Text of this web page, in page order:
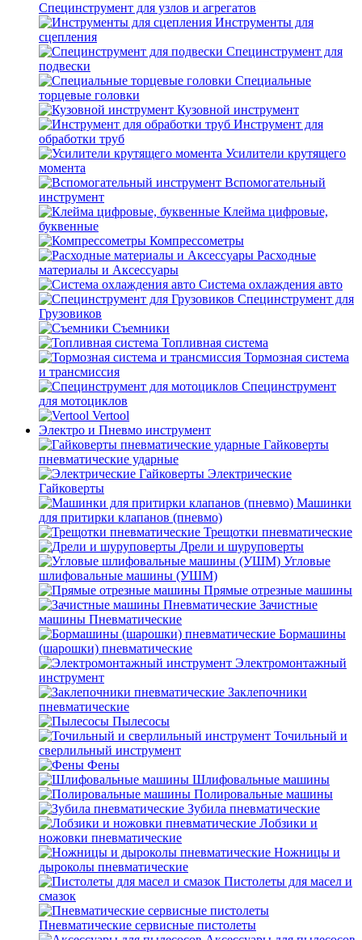
Специнструмент для узлов и агрегатов
Инструменты для
сцепления
Специнструмент для
подвески
Специальные
торцевые головки
Кузовной инструмент
Инструмент для
обработки труб
Усилители крутящего
момента
Вспомогательный
инструмент
Клейма цифровые,
буквенные
Компрессометры
Расходные
материалы и Аксессуары
Система охлаждения авто
Специнструмент для
Грузовиков
Съемники
Топливная система
Тормозная система
и трансмиссия
Специнструмент
для мотоциклов
Vertool
Электро и Пневмо инструмент
Гайковерты
пневматические ударные
Электрические
Гайковерты
Машинки
для притирки клапанов (пневмо)
Трещотки пневматические
Дрели и шуруповерты
Угловые
шлифовальные машины (УШМ)
Прямые отрезные машины
Зачистные
машины Пневматические
Бормашины
(шарошки) пневматические
Электромонтажный
инструмент
Заклепочники
пневматические
Пылесосы
Точильный и
сверлильный инструмент
Фены
Шлифовальные машины
Полировальные машины
Зубила пневматические
Лобзики и
ножовки пневматические
Ножницы и
дыроколы пневматические
Пистолеты для масел и
смазок
Пневматические сервисные пистолеты